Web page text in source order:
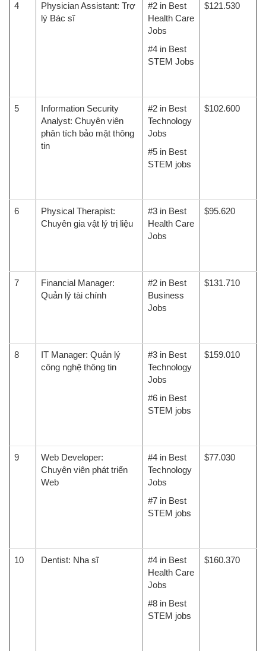
4
Physician Assistant: Trợ
lý Bác sĩ
#2 in Best
Health Care
Jobs
#4 in Best
STEM Jobs
$121.530
5
Information Security
Analyst: Chuyên viên
phân tích bảo mật thông
tin
#2 in Best
Technology
Jobs
#5 in Best
STEM jobs
$102.600
6
Physical Therapist:
Chuyên gia vật lý trị liệu
#3 in Best
Health Care
Jobs
$95.620
7
Financial Manager:
Quản lý tài chính
#2 in Best
Business
Jobs
$131.710
8
IT Manager: Quản lý
công nghệ thông tin
#3 in Best
Technology
Jobs
#6 in Best
STEM jobs
$159.010
9
Web Developer:
Chuyên viên phát triển
Web
#4 in Best
Technology
Jobs
#7 in Best
STEM jobs
$77.030
10 Dentist: Nha sĩ
#4 in Best
Health Care
Jobs
#8 in Best
STEM jobs
$160.370